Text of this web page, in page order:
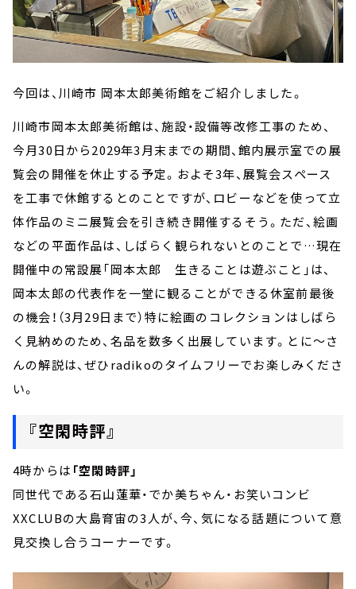
今回は、川崎市 岡本太郎美術館をご紹介しました。
川崎市岡本太郎美術館は、施設・設備等改修工事のため、
今月30日から2029年3月末までの期間、館内展示室での展
覧会の開催を休止する予定。およそ3年、展覧会スペース
を工事で休館するとのことですが、ロビーなどを使って立
体作品のミニ展覧会を引き続き開催するそう。ただ、絵画
などの平面作品は、しばらく観られないとのことで…現在
開催中の常設展「岡本太郎 生きることは遊ぶこと」は、
岡本太郎の代表作を一堂に観ることができる休室前最後
の機会！（3月29日まで）特に絵画のコレクションはしばら
く見納めのため、名品を数多く出展しています。とに～さ
んの解説は、ぜひradikoのタイムフリーでお楽しみくださ
い。
『空閑時評』
4時からは 「空閑時評」
同世代である石山蓮華・でか美ちゃん・お笑いコンビ
XXCLUBの大島育宙の3人が、今、気になる話題について意
見交換し合うコーナーです。